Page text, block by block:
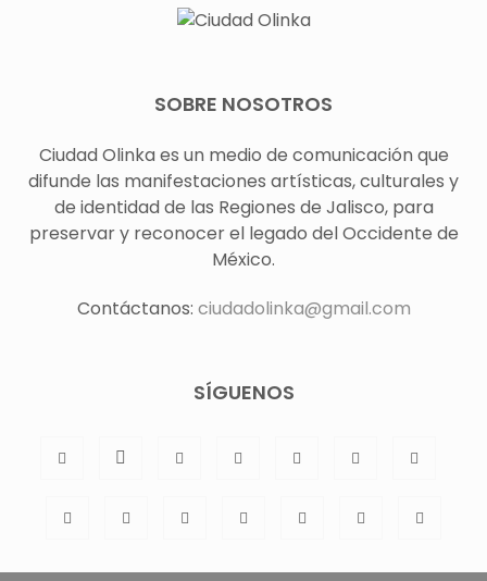
SOBRE NOSOTROS
Ciudad Olinka es un medio de comunicación que
difunde las manifestaciones artísticas, culturales y
de identidad de las Regiones de Jalisco, para
preservar y reconocer el legado del Occidente de
México.
Contáctanos: ciudadolinka@gmail.com
SÍGUENOS